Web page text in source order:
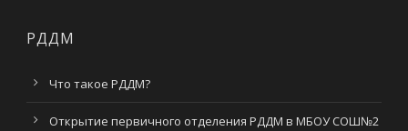
РДДМ
Что такое РДДМ?
Открытие первичного отделения РДДМ в МБОУ СОШ№2